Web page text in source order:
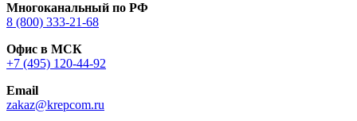
Многоканальный по РФ
8 (800) 333‑21-68
Офис в МСК
+7 (495) 120-44-92
Email
zakaz@krepcom.ru